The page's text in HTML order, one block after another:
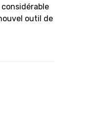
outil de